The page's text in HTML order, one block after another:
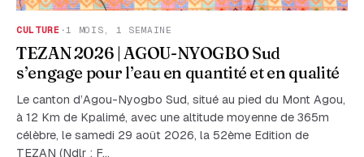
CULTURE ·1 MOIS, 1 SEMAINE
TEZAN 2026 | AGOU-NYOGBO Sud
s’engage pour l’eau en quantité et en qualité
Le canton d’Agou-Nyogbo Sud, situé au pied du Mont Agou,
à 12 Km de Kpalimé, avec une altitude moyenne de 365m
célèbre, le samedi 29 août 2026, la 52ème Edition de
TEZAN (Ndlr : F…